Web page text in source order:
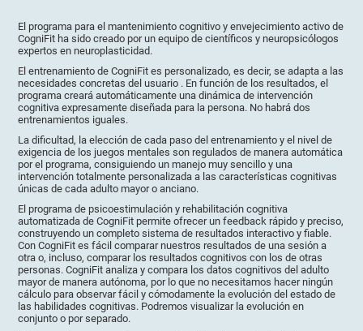
El programa para el mantenimiento cognitivo y envejecimiento activo de
CogniFit ha sido creado por un equipo de científicos y neuropsicólogos
expertos en neuroplasticidad.
El entrenamiento de CogniFit es personalizado, es decir, se adapta a las
necesidades concretas del usuario . En función de los resultados, el
programa creará automáticamente una dinámica de intervención
cognitiva expresamente diseñada para la persona. No habrá dos
entrenamientos iguales.
La dificultad, la elección de cada paso del entrenamiento y el nivel de
exigencia de los juegos mentales son regulados de manera automática
por el programa, consiguiendo un manejo muy sencillo y una
intervención totalmente personalizada a las características cognitivas
únicas de cada adulto mayor o anciano.
El programa de psicoestimulación y rehabilitación cognitiva
automatizada de CogniFit permite ofrecer un feedback rápido y preciso,
construyendo un completo sistema de resultados interactivo y fiable.
Con CogniFit es fácil comparar nuestros resultados de una sesión a
otra o, incluso, comparar los resultados cognitivos con los de otras
personas. CogniFit analiza y compara los datos cognitivos del adulto
mayor de manera autónoma, por lo que no necesitamos hacer ningún
cálculo para observar fácil y cómodamente la evolución del estado de
las habilidades cognitivas. Podremos visualizar la evolución en
conjunto o por separado.